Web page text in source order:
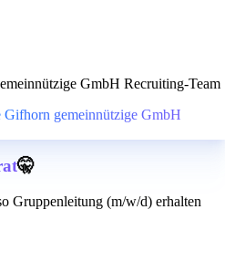
GmbH Recruiting-Team
gemeinnützige GmbH
🤫
Gruppenleitung (m/w/d) erhalten